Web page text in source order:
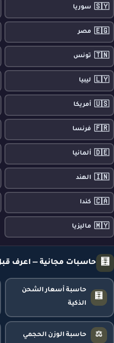
🇸🇾 سوريا
🇪🇬 مصر
🇹🇳 تونس
🇱🇾 ليبيا
🇺🇸 أمريكا
🇫🇷 فرنسا
🇩🇪 ألمانيا
🇮🇳 الهند
🇨🇦 كندا
🇲🇾 ماليزيا
🧮 حاسبات مجانية — اعرف
🧮
حاسبة أسعار الشحن
الذكية
⚖️ حاسبة الوزن الحجمي